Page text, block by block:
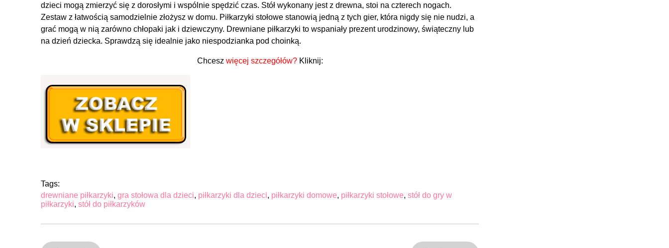
dzieci mogą zmierzyć się z dorosłymi i wspólnie spędzić czas. Stół wykonany jest z drewna, stoi na czterech nogach.
Zestaw z łatwością samodzielnie złożysz w domu. Piłkarzyki stołowe stanowią jedną z tych gier, która nigdy się nie nudzi, a
grać mogą w nią zarówno chłopaki jak i dziewczyny. Drewniane piłkarzyki to wspaniały prezent urodzinowy, świąteczny lub
na dzień dziecka. Sprawdzą się idealnie jako niespodzianka pod choinką.
Chcesz więcej szczegółów?Kliknij:
Tags:
drewniane piłkarzyki, gra stołowa dla dzieci, piłkarzyki dla dzieci, piłkarzyki domowe, piłkarzyki stołowe, stół do gry w
piłkarzyki, stół do piłkarzyków